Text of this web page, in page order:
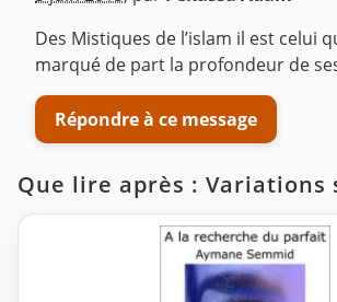
Des Mistiques de l’islam il est celui
marqué de part la profondeur de
Répondre à ce message
Que lire après : Variations